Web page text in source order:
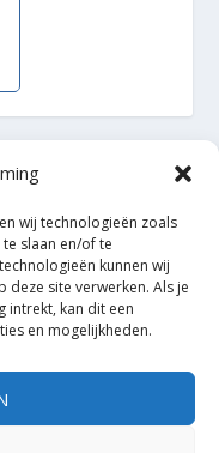
wij technologieën zoals
slaan en/of te
kunnen wij
deze site verwerken. Als je
intrekt, kan dit een
en mogelijkheden.